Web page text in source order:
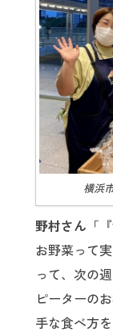
横浜
野村さん 「
お野菜って
って、次の
ピーターの
手な食べ方